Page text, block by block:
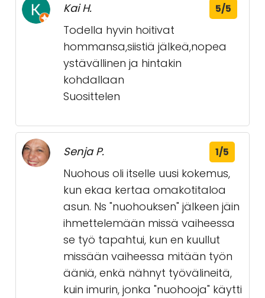
Kai H. 5/5
Todella hyvin hoitivat
hommansa,siistiä jälkeä,nopea
ystävällinen ja hintakin
kohdallaan
Suosittelen
Senja P. 1/5
Nuohous oli itselle uusi kokemus,
kun ekaa kertaa omakotitaloa
asun. Ns "nuohouksen" jälkeen jäin
ihmettelemään missä vaiheessa
se työ tapahtui, kun en kuullut
missään vaiheessa mitään työn
ääniä, enkä nähnyt työvälineitä,
kuin imurin, jonka "nuohooja" käytti